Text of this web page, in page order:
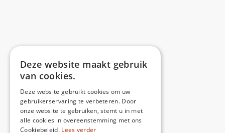
Deze website maakt gebruik
van cookies.
Deze website gebruikt cookies om uw
gebruikerservaring te verbeteren. Door
onze website te gebruiken, stemt u in met
alle cookies in overeenstemming met ons
Cookiebeleid. Lees verder